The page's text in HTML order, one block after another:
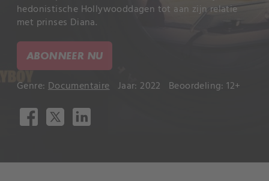
hedonistische Hollywooddagen tot aan zijn relatie
met prinses Diana.
ABONNEER NU
Genre: Documentaire Jaar: 2022 Beoordeling: 12+